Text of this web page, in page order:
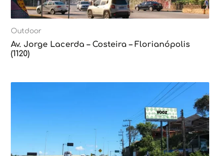
Outdoor
Av. Jorge Lacerda – Costeira – Florianópolis
(1120)